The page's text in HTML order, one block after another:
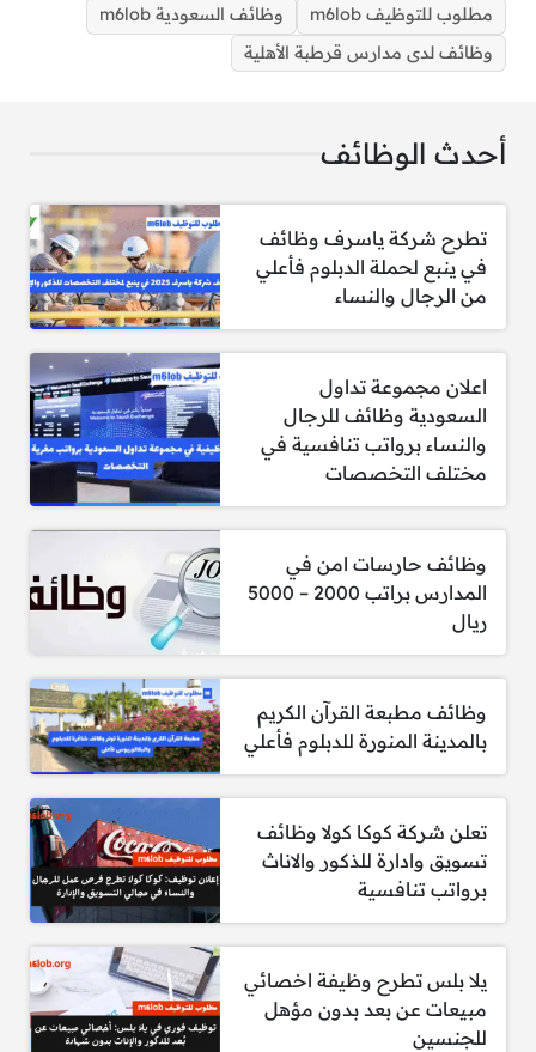
تعلن مدارس قرطبة الأهلية توظيف لحديثي الخبرة من
مطلوب معلم فصل – الصفوف الأولية
مطلوب معلم فصل – الصفوف العليا
مطلوب معلم لغة عربية
مطلوب معلم رياضيات
مطلوب معلم علوم (ابتدائي – متوسط)
مطلوب معلم لغة إنجليزية
مطلوب معلم تربية إسلامية
مطلوب معلم حاسب آلي
مطلوب معلم مهارات تفكير
مطلوب معلم تربية مهنية
مطلوب موجه طلابي
مطلوب محضر مختبر
مطلوب للتوظيف m6lob
وظائف السعودية m6lob
وظائف لدى مدارس قرطبة الأهلية
أحدث الوظائف
تطرح شركة ياسرف وظائف
في ينبع لحملة الدبلوم فأعلي
من الرجال والنساء
اعلان مجموعة تداول
السعودية وظائف للرجال
والنساء برواتب تنافسية في
مختلف التخصصات
وظائف حارسات امن في
المدارس براتب 2000 – 5000
ريال
وظائف مطبعة القرآن الكريم
بالمدينة المنورة للدبلوم فأعلي
تعلن شركة كوكا كولا وظائف
تسويق وادارة للذكور والاناث
برواتب تنافسية
يلا بلس تطرح وظيفة اخصائي
مبيعات عن بعد بدون مؤهل
للجنسين